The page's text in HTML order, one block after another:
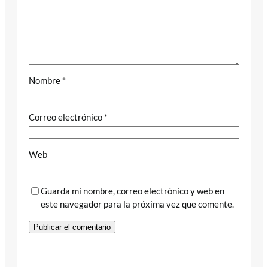
Nombre *
Correo electrónico *
Web
Guarda mi nombre, correo electrónico y web en
este navegador para la próxima vez que comente.